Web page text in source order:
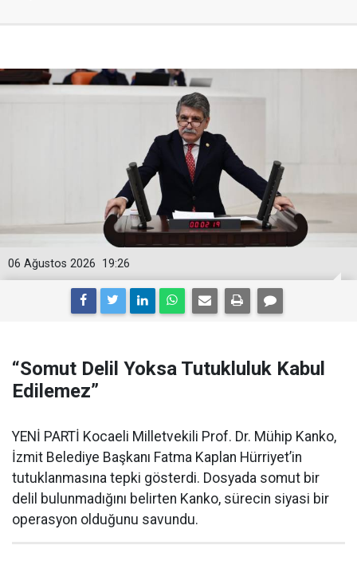
19:26
06 Ağustos 2026
“Somut Delil Yoksa Tutukluluk Kabul
Edilemez”
YENİ PARTİ Kocaeli Milletvekili Prof. Dr. Mühip Kanko,
İzmit Belediye Başkanı Fatma Kaplan Hürriyet’in
tutuklanmasına tepki gösterdi. Dosyada somut bir
delil bulunmadığını belirten Kanko, sürecin siyasi bir
operasyon olduğunu savundu.